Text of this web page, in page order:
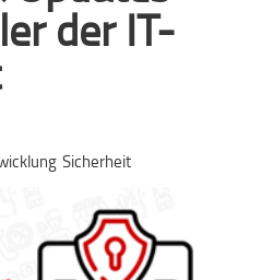
der IT-
Sicherheit